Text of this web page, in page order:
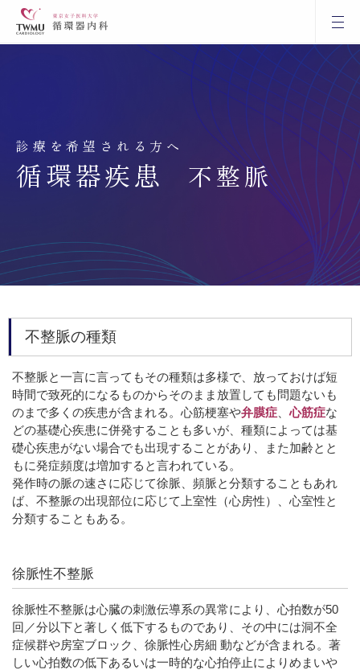
診療を希望される方へ
循環器疾患 不整脈
不整脈の種類
不整脈と一言に言ってもその種類は多様で、放っておけば短
時間で致死的になるものからそのまま放置しても問題ないも
のまで多くの疾患が含まれる。心筋梗塞や弁膜症 、心筋症な
どの基礎心疾患に併発することも多いが、種類によっては基
礎心疾患がない場合でも出現することがあり、また加齢とと
もに発症頻度は増加すると言われている。
発作時の脈の速さに応じて徐脈、頻脈と分類することもあれ
ば、不整脈の出現部位に応じて上室性（心房性）、心室性と
分類することもある。
徐脈性不整脈
徐脈性不整脈は心臓の刺激伝導系の異常により、心拍数が50
回／分以下と著しく低下するものであり、その中には洞不全
症候群や房室ブロック、徐脈性心房細 動などが含まれる。著
しい心拍数の低下あるいは一時的な心拍停止によりめまいや